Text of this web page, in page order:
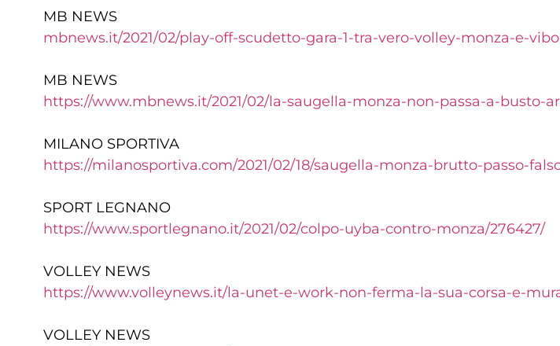
MB NEWS
mbnews.it/2021/02/play-off-scudetto-gara-1-tra-vero-volley-monza-e-
MB NEWS
https://www.mbnews.it/2021/02/la-saugella-monza-non-passa-a-busto-
MILANO SPORTIVA
https://milanosportiva.com/2021/02/18/saugella-monza-brutto-passo-
SPORT LEGNANO
https://www.sportlegnano.it/2021/02/colpo-uyba-contro-monza/276427/
VOLLEY NEWS
https://www.volleynews.it/la-unet-e-work-non-ferma-la-sua-corsa-e-
VOLLEY NEWS